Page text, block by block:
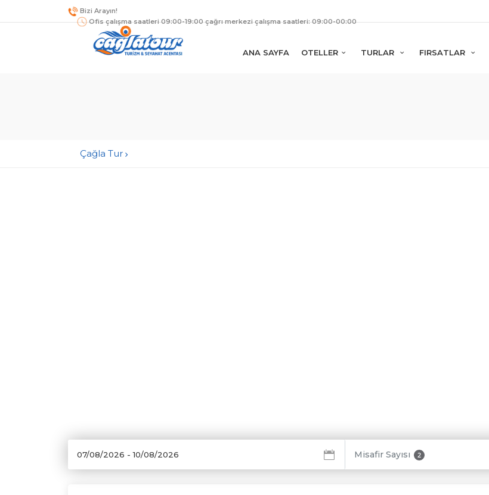
Bizi Arayın!
Ofis çalışma saatleri 09:00-19:00 çağrı merkezi çalışma saatleri: 09:00-00:00
ANA SAYFA OTELLER TURLAR FIRSATLAR
Çağla Tur
Misafir Sayısı 2